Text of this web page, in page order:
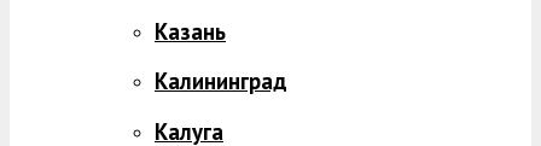
Казань
Калининград
Калуга